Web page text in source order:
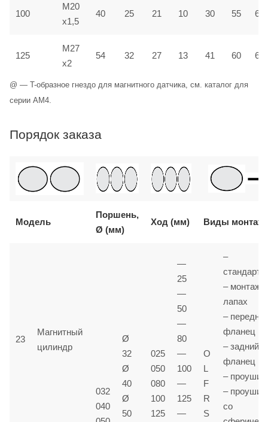
100
M20
x1,5
40 25 21 10 30 55 6,5
125
M27
x2
54 32 27 13 41 60 6,5
@ — T-образное гнездо для магнитного датчика, см. каталог для
серии AM4.
Порядок заказа
Модель
Поршень,
Ø (мм)
Ход (мм) Виды
23
Магнитный
цилиндр
032
040
Ø
32
Ø
40
Ø
50
025
050
080
100
125
—
25
—
50
—
80
—
100
—
125
—
O
L
F
R
S
–
– монтаж
лапах
–
фланец
– задний
фланец
–
–
со